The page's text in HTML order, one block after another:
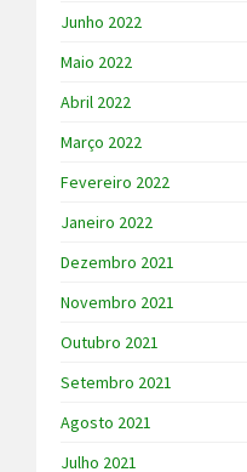
Junho 2022
Maio 2022
Abril 2022
Março 2022
Fevereiro 2022
Janeiro 2022
Dezembro 2021
Novembro 2021
Outubro 2021
Setembro 2021
Agosto 2021
Julho 2021